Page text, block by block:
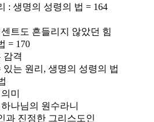
: 생명의 성령의 법 = 164
트도 흔들리지 않았던 힘
= 170
감격
는 원리, 생명의 성령의 법
미
나님의 원수라니
과 진정한 그리스도인